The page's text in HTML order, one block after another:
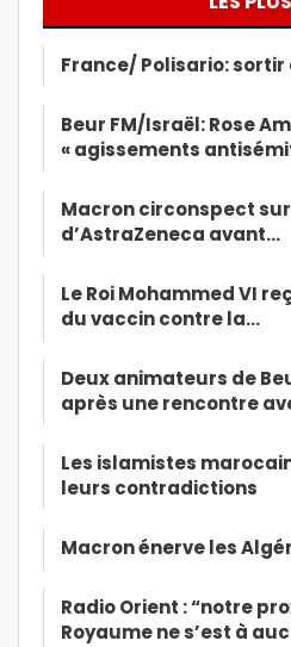
France/ Polisario: sortir
Beur FM/Israël: Rose
« agissements
Macron circonspect
d’AstraZeneca avant…
Le Roi Mohammed VI
du vaccin contre la…
Deux animateurs de
après une rencontre
Les islamistes
leurs contradictions
Macron énerve les
Radio Orient : “notre
Royaume ne s’est à